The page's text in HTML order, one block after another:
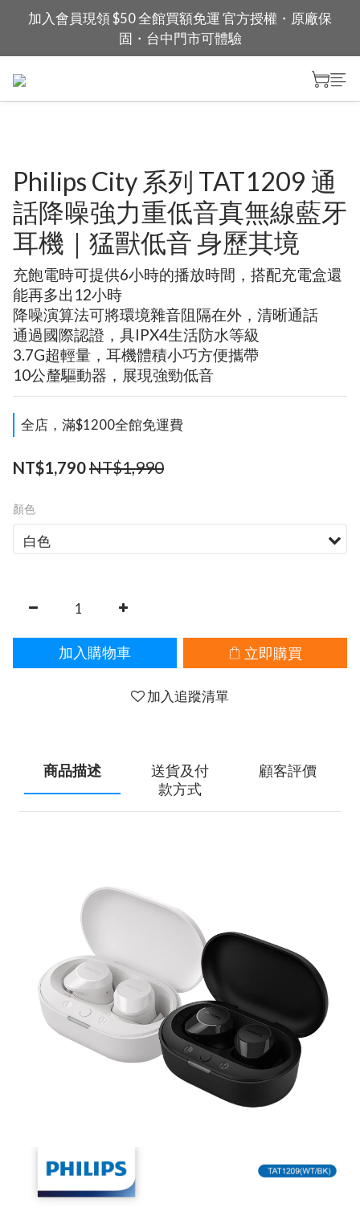
加入會員現領 $50 全館買額免運 官方授權・原廠保
固・台中門市可體驗
Philips City 系列 TAT1209 通
話降噪強力重低音真無線藍牙
耳機｜猛獸低音 身歷其境
充飽電時可提供6小時的播放時間，搭配充電盒還
能再多出12小時
降噪演算法可將環境雜音阻隔在外，清晰通話
通過國際認證，具IPX4生活防水等級
3.7G超輕量，耳機體積小巧方便攜帶
10公釐驅動器，展現強勁低音
全店，滿$1200全館免運費
NT$1,790NT$1,990
顏色
加入購物車 立即購買
加入追蹤清單
商品描述
送貨及付
款方式
顧客評價